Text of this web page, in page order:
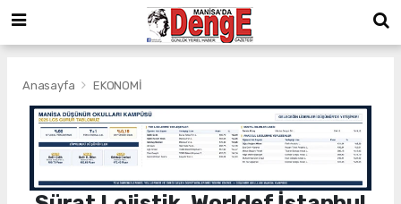
Anasayfa EKONOMİ